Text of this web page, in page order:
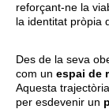
reforçant-ne la
la identitat pròpia
Des de la seva
com un espai de
Aquesta
per esdevenir un